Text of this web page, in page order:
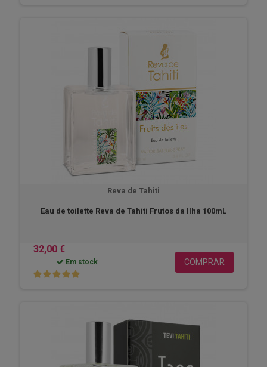
Reva de Tahiti
Eau de toilette Reva de Tahiti Frutos da Ilha 100mL
32,00 €
Em stock COMPRAR